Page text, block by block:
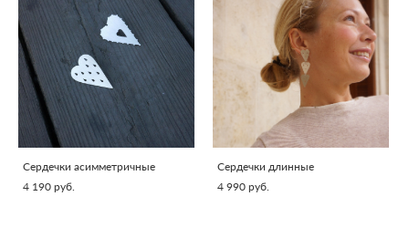
Сердечки асимметричные
4 190 pуб.
Сердечки длинные
4 990 pуб.